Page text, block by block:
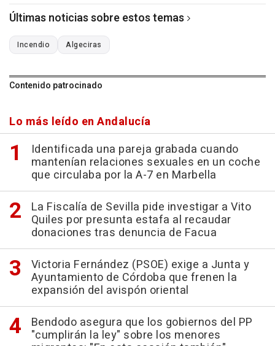
Últimas noticias sobre estos temas
Incendio Algeciras
Contenido patrocinado
Lo más leído en Andalucía
Identificada una pareja grabada cuando
mantenían relaciones sexuales en un coche
que circulaba por la A-7 en Marbella
La Fiscalía de Sevilla pide investigar a Vito
Quiles por presunta estafa al recaudar
donaciones tras denuncia de Facua
Victoria Fernández (PSOE) exige a Junta y
Ayuntamiento de Córdoba que frenen la
expansión del avispón oriental
Bendodo asegura que los gobiernos del PP
"cumplirán la ley" sobre los menores